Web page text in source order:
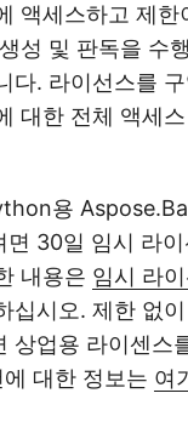
액세스하고 제한
성 및 판독을 수
다. 라이선스를
대한 전체 액세
용
면 30일 임시 라
내용은 임시 라
십시오. 제한 없
상업용 라이센스
대한 정보는 여